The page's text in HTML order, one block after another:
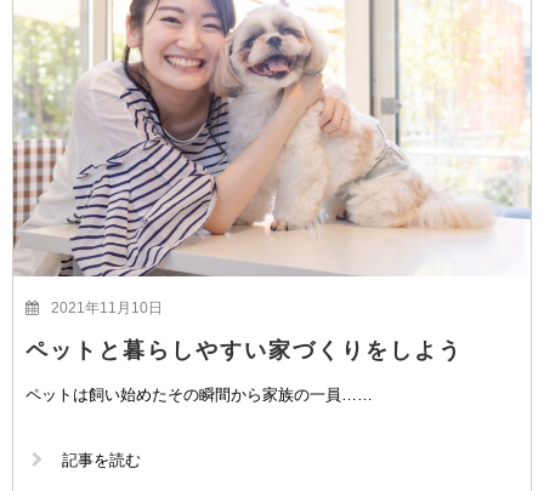
2021年11月10日
ペットと暮らしやすい家づくりをしよう
ペットは飼い始めたその瞬間から家族の一員……
記事を読む